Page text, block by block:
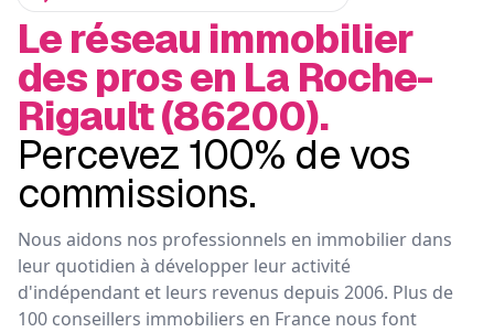
Le réseau immobilier
des pros en La Roche-
Rigault (86200).
Percevez 100% de vos
commissions.
Nous aidons nos professionnels en immobilier dans
leur quotidien à développer leur activité
d'indépendant et leurs revenus depuis 2006. Plus de
100 conseillers immobiliers en France nous font